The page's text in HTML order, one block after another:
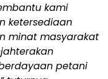
kami
ketersediaan
minat masyarakat
petani